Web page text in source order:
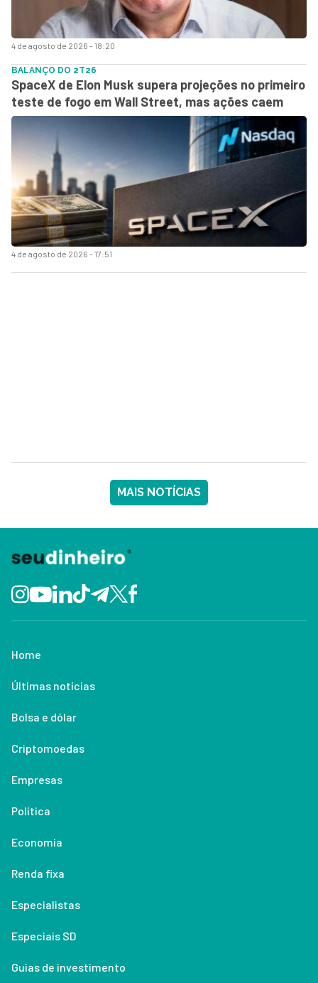
4 de agosto de 2026 - 18:20
4 de agosto de 2026 - 17:51
BALANÇO DO 2T26
SpaceX de Elon Musk supera projeções no primeiro
teste de fogo em Wall Street, mas ações caem
MAIS NOTÍCIAS
Home
Últimas notícias
Bolsa e dólar
Criptomoedas
Empresas
Política
Economia
Renda fixa
Especialistas
Especiais SD
Guias de investimento